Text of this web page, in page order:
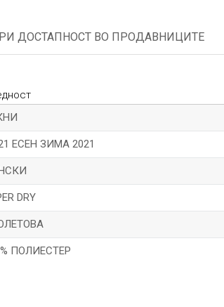
ДОСТАПНОСТ ВО ПРОДАВНИЦИТЕ
ЕСЕН ЗИМА 2021
DRY
ПОЛИЕСТЕР